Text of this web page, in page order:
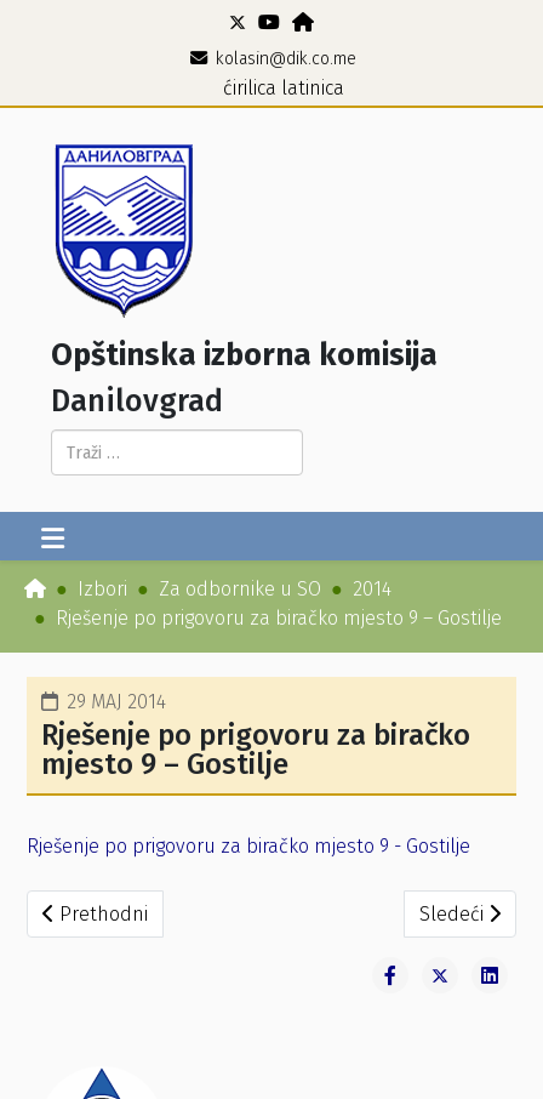
kolasin@dik.co.me
ćirilica latinica
Opštinska izborna komisija
Danilovgrad
Pretraga...
Izbori Za odbornike u SO
2014
Rješenje po prigovoru za biračko mjesto 9 – Gostilje
29 MAJ 2014
Rješenje po prigovoru za biračko
mjesto 9 – Gostilje
Rješenje po prigovoru za biračko mjesto 9 - Gostilje
Prethodni članak: Rješenje po prigovoru za biračko
Prethodni Sledeći
Sledeći